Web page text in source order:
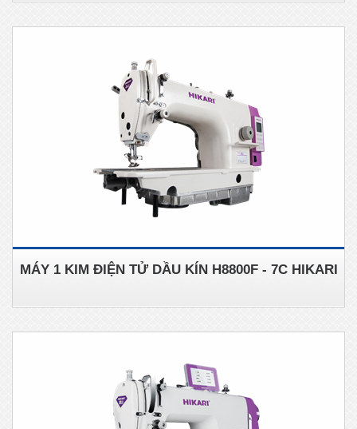
MÁY 1 KIM ĐIỆN TỬ DẦU KÍN H8800F - 7C HIKARI